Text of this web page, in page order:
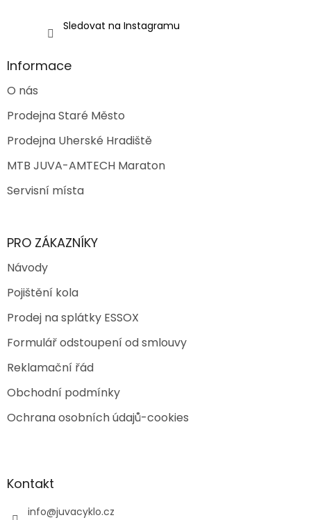
Sledovat na Instagramu
Informace
O nás
Prodejna Staré Město
Prodejna Uherské Hradiště
MTB JUVA-AMTECH Maraton
Servisní místa
PRO ZÁKAZNÍKY
Návody
Pojištění kola
Prodej na splátky ESSOX
Formulář odstoupení od smlouvy
Reklamační řád
Obchodní podmínky
Ochrana osobních údajů-cookies
Kontakt
info@juvacyklo.cz